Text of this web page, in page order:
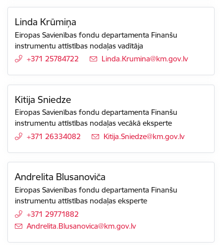
Linda Krūmiņa
Eiropas Savienības fondu departamenta Finanšu
instrumentu attīstības nodaļas vadītāja
+371 25784722
E-pasts:
Linda.Krumina@km.gov.lv
Kitija Sniedze
Eiropas Savienības fondu departamenta Finanšu
instrumentu attīstības nodaļas vecākā eksperte
+371 26334082
E-pasts:
Kitija.Sniedze@km.gov.lv
Andrelita Blusanoviča
Eiropas Savienības fondu departamenta Finanšu
instrumentu attīstības nodaļas eksperte
+371 29771882
E-pasts:
Andrelita.Blusanovica@km.gov.lv